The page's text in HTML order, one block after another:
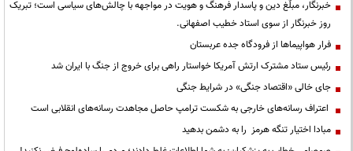
خبرنگار، مبلّغ دین و پاسدار فرهنگ و هویت در مواجهه با چالش‌های سیاسی است؛ تبریک
روز خبرنگار از سوی استاد خطیب اصفهانی.
فرار هواپیماها از فرودگاه جده عربستان
رئیس ستاد مشترک ارتش آمریکا خواستار راهی برای خروج از جنگ با ایران شد
جای خالی «اقتصاد جنگی» در شرایط جنگی
اعتراف رسانه‌های خارجی به شکست ترامپ حاصل مجاهدت رسانه‌های انقلابی است
مبادا اختیار تنگه هرمز را به دشمن بدهید